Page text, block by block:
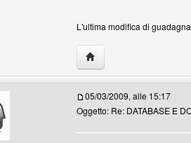
L'ultima modifica di
HomePage:
05/03/2009, alle 15:17
Oggetto: Re: DATABASE E